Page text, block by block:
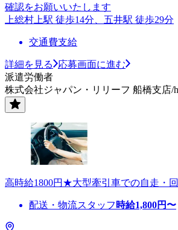
確認をお願いいたします
上総村上駅 徒歩14分、五井駅 徒歩29分
交通費支給
詳細を見る
応募画面に進む
派遣労働者
株式会社ジャパン・リリーフ 船橋支店/
高時給1800円★大型牽引車での自走・
配送・物流スタッフ 時給1,800円〜